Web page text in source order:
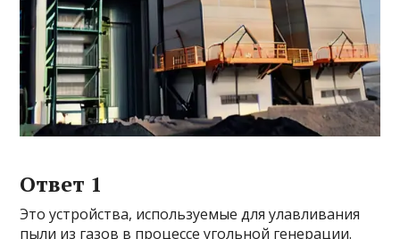
Ответ 1
Это устройства, используемые для улавливания
пыли из газов в процессе угольной генерации.